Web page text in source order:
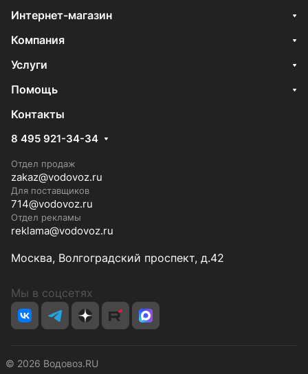
Интернет-магазин
Компания
Услуги
Помощь
Контакты
8 495 921-34-34
Отдел продаж
zakaz@vodovoz.ru
Для поставщиков
714@vodovoz.ru
Отдел рекламы
reklama@vodovoz.ru
Москва, Волгоградский проспект, д.42
Мы в соцсетях
© 2026 Водовоз.RU